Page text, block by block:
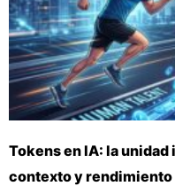
Tokens en IA: la
contexto y rendimiento